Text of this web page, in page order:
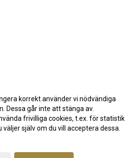
korrekt använder vi nödvändiga
Dessa går inte att stänga av.
frivilliga cookies, t.ex. för statistik
själv om du vill acceptera dessa.